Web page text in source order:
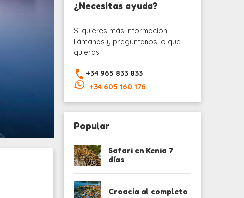
¿Necesitas ayuda?
Si quieres más información,
llámanos y pregúntanos lo que
quieras.
+34 965 833 833
+34 605 160 176
Popular
Safari en Kenia 7
días
Croacia al completo